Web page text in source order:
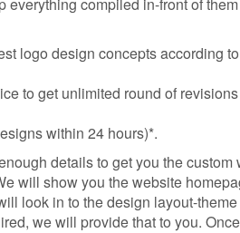
logo design concepts according
to get unlimited round of
within 24 hours)*.
details to get you the custom
will show you the website
look in to the design layout-
we will provide that to you.